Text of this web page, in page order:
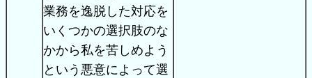
業務を逸脱した対応を
いくつかの選択肢のな
かから私を苦しめよう
という悪意によって選